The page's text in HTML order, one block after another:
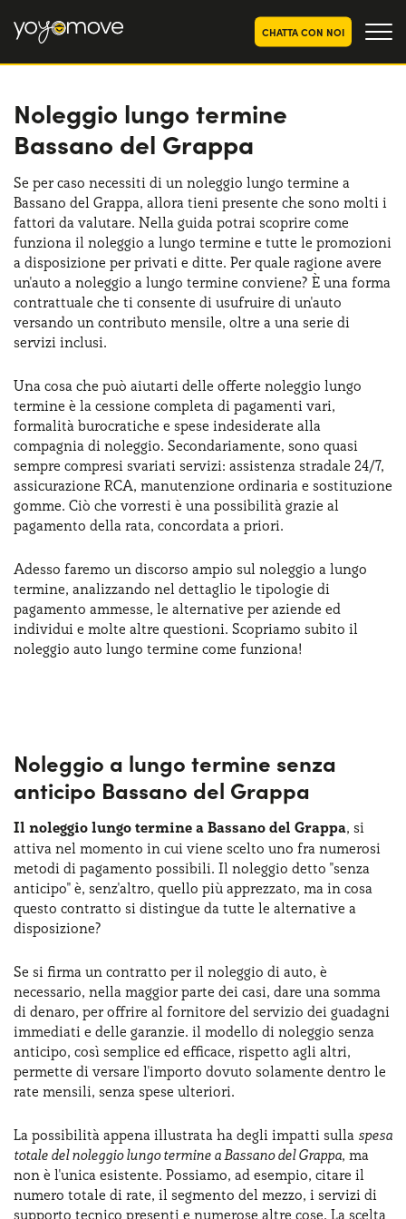
CHATTA CON NOI
OFFERTE NOLEGGIO
LUNGO TERMINE
Privati
Aziende e P.IVA
OFFERTE NOLEGGIO
CHI SIAMO
La nostra storia
Lavora con noi
COME FUNZIONA
PERCHÉ CONVIENE
Serve assistenza? 800595799
Noleggio lungo termine
Bassano del Grappa
Se per caso necessiti di un noleggio lungo termine a
Bassano del Grappa, allora tieni presente che sono molti i
fattori da valutare. Nella guida potrai scoprire come
funziona il noleggio a lungo termine e tutte le promozioni
a disposizione per privati e ditte. Per quale ragione avere
un'auto a noleggio a lungo termine conviene? È una forma
contrattuale che ti consente di usufruire di un'auto
versando un contributo mensile, oltre a una serie di
servizi inclusi.
Una cosa che può aiutarti delle offerte noleggio lungo
termine è la cessione completa di pagamenti vari,
formalità burocratiche e spese indesiderate alla
compagnia di noleggio. Secondariamente, sono quasi
sempre compresi svariati servizi: assistenza stradale 24/7,
assicurazione RCA, manutenzione ordinaria e sostituzione
gomme. Ciò che vorresti è una possibilità grazie al
pagamento della rata, concordata a priori.
Adesso faremo un discorso ampio sul noleggio a lungo
termine, analizzando nel dettaglio le tipologie di
pagamento ammesse, le alternative per aziende ed
individui e molte altre questioni. Scopriamo subito il
noleggio auto lungo termine come funziona!
Noleggio a lungo termine senza
anticipo Bassano del Grappa
Il noleggio lungo termine a Bassano del Grappa, si
attiva nel momento in cui viene scelto uno fra numerosi
metodi di pagamento possibili. Il noleggio detto "senza
anticipo" è, senz'altro, quello più apprezzato, ma in cosa
questo contratto si distingue da tutte le alternative a
disposizione?
Se si firma un contratto per il noleggio di auto, è
necessario, nella maggior parte dei casi, dare una somma
di denaro, per offrire al fornitore del servizio dei guadagni
immediati e delle garanzie. il modello di noleggio senza
anticipo, così semplice ed efficace, rispetto agli altri,
permette di versare l'importo dovuto solamente dentro le
rate mensili, senza spese ulteriori.
La possibilità appena illustrata ha degli impatti sulla spesa
totale del noleggio lungo termine a Bassano del Grappa, ma
non è l'unica esistente. Possiamo, ad esempio, citare il
numero totale di rate, il segmento del mezzo, i servizi di
supporto tecnico presenti e numerose altre cose. La scelta